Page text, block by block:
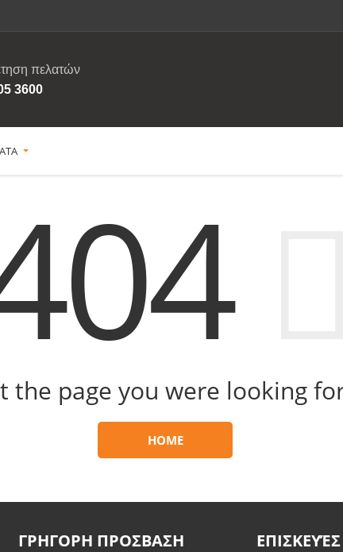
πελατών
3600
the page you were looking
HOME
ΓΡΗΓΟΡΗ ΠΡΟΣΒΑΣΗ ΕΠΙΣΚΕΥΈΣ